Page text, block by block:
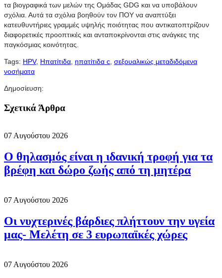
τα βιογραφικά των μελών της Ομάδας GDG και να υποβάλουν
σχόλια. Αυτά τα σχόλια βοηθούν τον ΠΟΥ να αναπτύξει
κατευθυντήριες γραμμές υψηλής ποιότητας που αντικατοπτρίζουν
διαφορετικές προοπτικές και ανταποκρίνονται στις ανάγκες της
παγκόσμιας κοινότητας.
Tags: HPV, Ηπατίτιδα ηπατίτιδα c σεξουαλικώς μεταδιδόμενα
νοσήματα
Δημοσίευση:
Σχετικά Άρθρα
07 Αυγούστου 2026
Ο θηλασμός είναι η ιδανική τροφή για τα
βρέφη και δώρο ζωής από τη μητέρα
07 Αυγούστου 2026
Οι νυχτερινές βάρδιες πλήττουν την υγεία
μας- Μελέτη σε 3 ευρωπαϊκές χώρες
07 Αυγούστου 2026